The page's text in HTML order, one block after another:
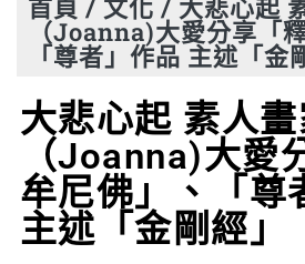
首頁 / 文化 / 大悲心起
（Joanna)大愛分享「
「尊者」作品 主述「金
大悲心起 素人
（Joanna)大愛
牟尼佛」、「尊
主述「金剛經」